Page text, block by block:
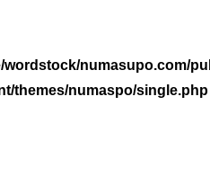
wordstock/numasupo.com/
themes/numaspo/single.php